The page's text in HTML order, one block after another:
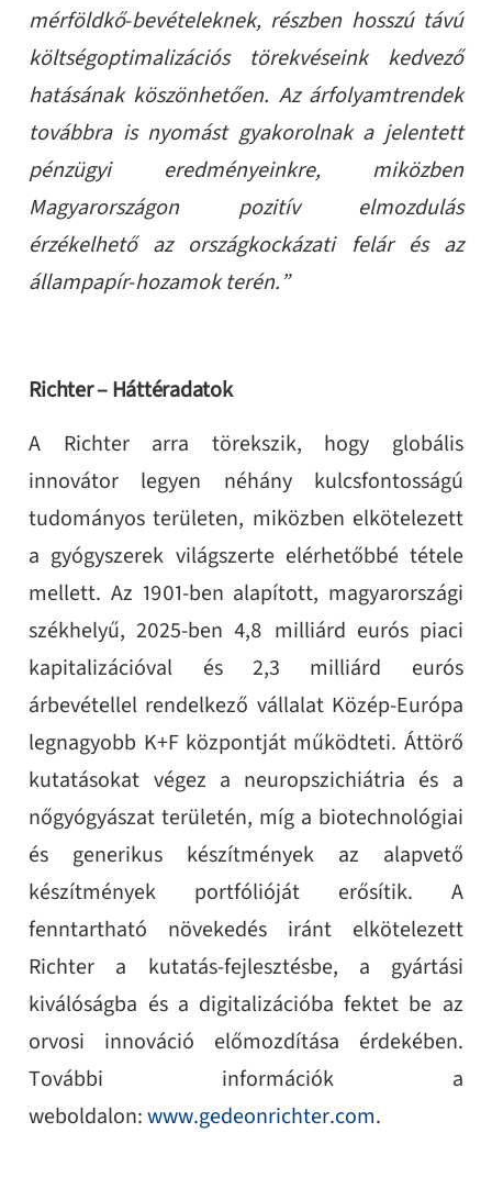
mérföldkő‑bevételeknek, részben hosszú távú
költségoptimalizációs törekvéseink kedvező
hatásának köszönhetően. Az árfolyamtrendek
továbbra is nyomást gyakorolnak a jelentett
pénzügyi eredményeinkre, miközben
Magyarországon pozitív elmozdulás
érzékelhető az országkockázati felár és az
állampapír‑hozamok terén.”
Richter – Háttéradatok
A Richter arra törekszik, hogy globális
innovátor legyen néhány kulcsfontosságú
tudományos területen, miközben elkötelezett
a gyógyszerek világszerte elérhetőbbé tétele
mellett. Az 1901-ben alapított, magyarországi
székhelyű, 2025-ben 4,8 milliárd eurós piaci
kapitalizációval és 2,3 milliárd eurós
árbevétellel rendelkező vállalat Közép-Európa
legnagyobb K+F központját működteti. Áttörő
kutatásokat végez a neuropszichiátria és a
nőgyógyászat területén, míg a biotechnológiai
és generikus készítmények az alapvető
készítmények portfólióját erősítik. A
fenntartható növekedés iránt elkötelezett
Richter a kutatás-fejlesztésbe, a gyártási
kiválóságba és a digitalizációba fektet be az
orvosi innováció előmozdítása érdekében.
További információk a
weboldalon:www.gedeonrichter.com.